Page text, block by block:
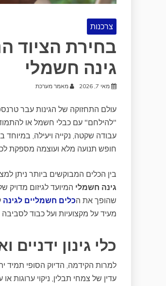
צרכנות
בחירת הציוד
גינה חשמלי
מאי 7, 2026 מאמר מערכת
עולם התחזוקה של הגינות עבר
"להילחם" עם כבלי חשמל או
עבודה שקטה, נקייה ויעילה, במיוחד
חופש תנועה מלא ועוצמה מספקת
בין הכלים המבוקשים ביותר ניתן
גינה חשמלי המיועד לגיזום מדויק
שהופך את הכלים חשמליים לגינה
מעיד על מקצועיות ועל כבוד לסביבה
כלי גינון
למרות הקידמה, הדיוק הסופי תמיד
עדין של צמחי תבלין, ניקוי ערוגות